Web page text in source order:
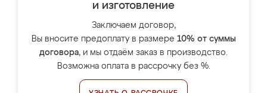
и изготовление
Заключаем договор,
Вы вносите предоплату в размере 10% от суммы
договора, и мы отдаём заказ в производство.
Возможна оплата в рассрочку без %.